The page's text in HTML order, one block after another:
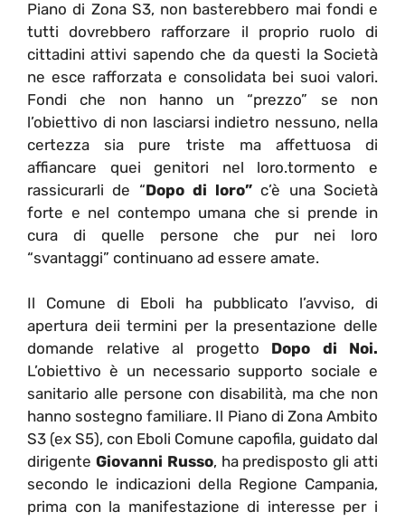
Piano di Zona S3, non basterebbero mai fondi e
tutti dovrebbero rafforzare il proprio ruolo di
cittadini attivi sapendo che da questi la Società
ne esce rafforzata e consolidata bei suoi valori.
Fondi che non hanno un “prezzo” se non
l’obiettivo di non lasciarsi indietro nessuno, nella
certezza sia pure triste ma affettuosa di
affiancare quei genitori nel loro.tormento e
rassicurarli de “Dopo di loro” c’è una Società
forte e nel contempo umana che si prende in
cura di quelle persone che pur nei loro
“svantaggi” continuano ad essere amate.
Il Comune di Eboli ha pubblicato l’avviso, di
apertura deii termini per la presentazione delle
domande relative al progetto Dopo di Noi.
L’obiettivo è un necessario supporto sociale e
sanitario alle persone con disabilità, ma che non
hanno sostegno familiare. Il Piano di Zona Ambito
S3 (ex S5), con Eboli Comune capofila, guidato dal
dirigente Giovanni Russo, ha predisposto gli atti
secondo le indicazioni della Regione Campania,
prima con la manifestazione di interesse per i